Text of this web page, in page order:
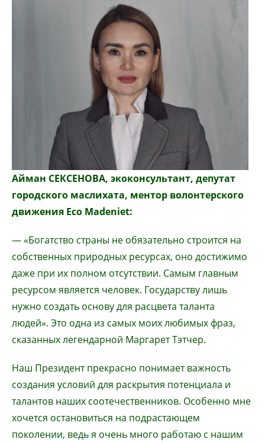
Айман СЕКСЕНОВА, экоконсультант, депутат
городского маслихата, ментор волонтерского
движения Eco Madeniet:
— «Богатство страны не обязательно строится на
собственных природных ресурсах, оно достижимо
даже при их полном отсутствии. Самым главным
ресурсом является человек. Государству лишь
нужно создать основу для расцвета таланта
людей». Это одна из самых моих любимых фраз,
сказанных легендарной Маргарет Тэтчер.
Наш Президент прекрасно понимает важность
создания условий для раскрытия потенциала и
талантов наших соотечественников. Особенно мне
хочется остановиться на подрастающем
поколении, ведь я очень много работаю с нашим